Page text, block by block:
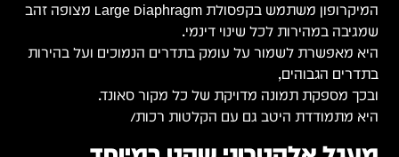
המיקרופון משתמש בקפסולת Large Diaphragm מצופה זהב
שמגיבה במהירות לכל שינוי דינמי.
היא מאפשרת לשמור על עומק בתדרים הנמוכים ועל בהירות
בתדרים הגבוהים,
ובכך מספקת תמונה מדויקת של כל מקור סאונד.
היא מתמודדת היטב גם עם הקלטות רכות/